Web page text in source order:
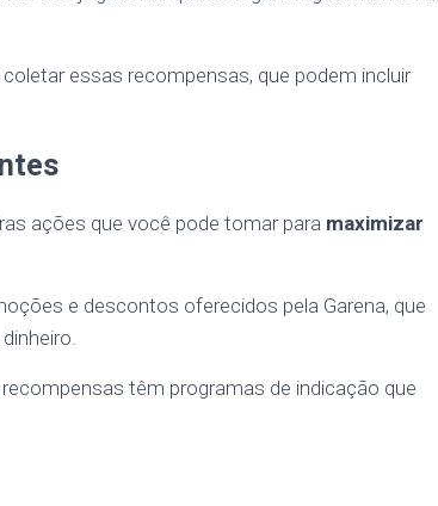
coletar essas recompensas, que podem incluir
ações que você pode tomar para maximizar
e descontos oferecidos pela Garena, que
têm programas de indicação que